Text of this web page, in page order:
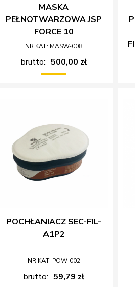
MASKA
PEŁNOTWARZOWA JSP
FORCE 10
NR KAT: MASW-008
brutto: 500,00 zł
POCHŁANIACZ SEC-FIL-
A1P2
NR KAT: POW-002
brutto: 59,79 zł